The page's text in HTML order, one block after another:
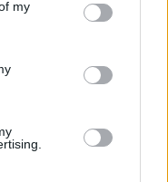
You may click to
third-party tags to
in below Google
my